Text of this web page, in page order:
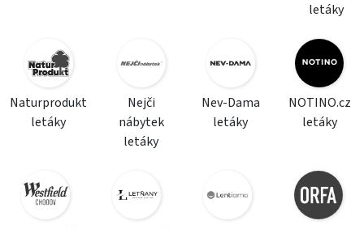
letáky
Naturprodukt
letáky
Nejči
nábytek
letáky
Nev-Dama
letáky
NOTINO.cz
letáky